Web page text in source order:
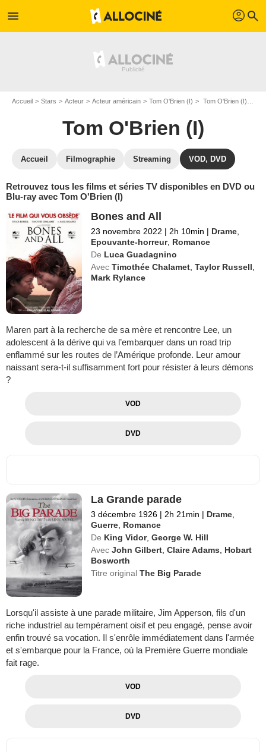
menu profil search
Accueil Stars Acteur Acteur américain Tom O'Brien (I) Tom O'Brien (I) : ses Blu-Ray, DVD, VOD, SVOD
Tom O'Brien (I)
Accueil Filmographie Streaming VOD, DVD
Retrouvez tous les films et séries TV disponibles en DVD ou
Blu-ray avec Tom O'Brien (I)
Bones and All
23 novembre 2022 | 2h 10min | Drame
Epouvante-horreur, Romance
De Luca Guadagnino
Avec Timothée Chalamet ,Taylor Russell
Mark Rylance
Maren part à la recherche de sa mère et rencontre Lee, un
adolescent à la dérive qui va l’embarquer dans un road trip
enflammé sur les routes de l’Amérique profonde. Leur amour
naissant sera-t-il suffisamment fort pour résister à leurs démons
?
VOD
DVD
La Grande parade
3 décembre 1926 | 2h 21min | Drame
Guerre Romance
De King Vidor,George W. Hill
Avec John Gilbert ,Claire Adams
Hobart
Bosworth
Titre originalThe Big Parade
Lorsqu'il assiste à une parade militaire, Jim Apperson, fils d'un
riche industriel au tempérament oisif et peu engagé, pense avoir
enfin trouvé sa vocation. Il s'enrôle immédiatement dans l'armée
et s'embarque pour la France, où la Première Guerre mondiale
fait rage.
VOD
DVD